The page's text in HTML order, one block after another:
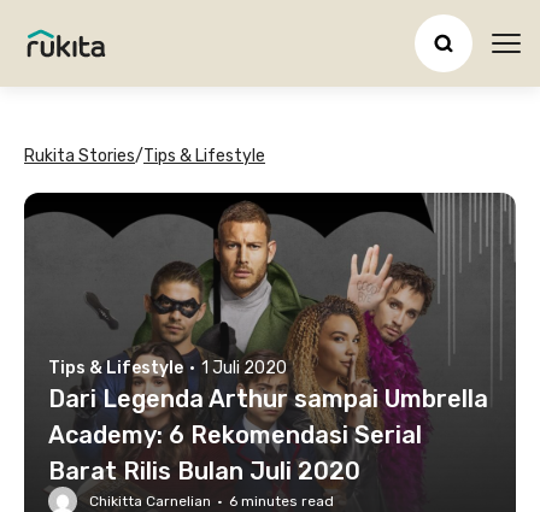
Rukita Stories/Tips & Lifestyle
Tips & Lifestyle · 1 Juli 2020
Dari Legenda Arthur sampai Umbrella
Academy: 6 Rekomendasi Serial
Barat Rilis Bulan Juli 2020
Chikitta Carnelian · 6 minutes read